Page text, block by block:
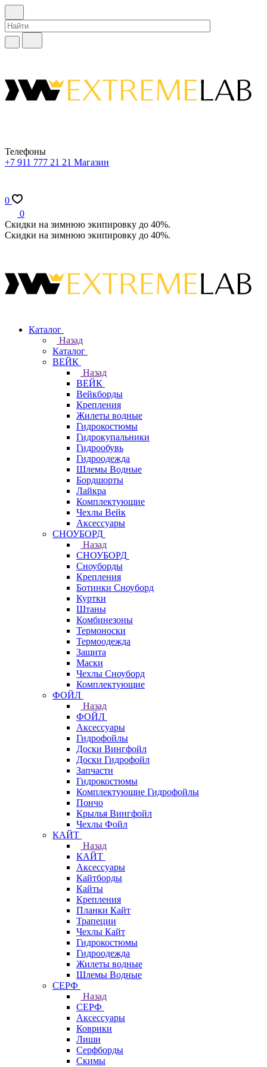
Телефоны
+7 911 777 21 21 Магазин
0
0
Скидки на зимнюю экипировку до 40%.
Скидки на зимнюю экипировку до 40%.
Каталог
Назад
Каталог
ВЕЙК
Назад
ВЕЙК
Вейкборды
Крепления
Жилеты водные
Гидрокостюмы
Гидрокупальники
Гидрообувь
Гидроодежда
Шлемы Водные
Бордшорты
Лайкра
Комплектующие
Чехлы Вейк
Аксессуары
СНОУБОРД
Назад
СНОУБОРД
Сноуборды
Крепления
Ботинки Сноуборд
Куртки
Штаны
Комбинезоны
Термоноски
Термоодежда
Защита
Маски
Чехлы Сноуборд
Комплектующие
ФОЙЛ
Назад
ФОЙЛ
Аксессуары
Гидрофойлы
Доски Вингфойл
Доски Гидрофойл
Запчасти
Гидрокостюмы
Комплектующие Гидрофойлы
Пончо
Крылья Вингфойл
Чехлы Фойл
КАЙТ
Назад
КАЙТ
Аксессуары
Кайтборды
Кайты
Крепления
Планки Кайт
Трапеции
Чехлы Кайт
Гидрокостюмы
Гидроодежда
Жилеты водные
Шлемы Водные
СЕРФ
Назад
СЕРФ
Аксессуары
Коврики
Лиши
Серфборды
Скимы